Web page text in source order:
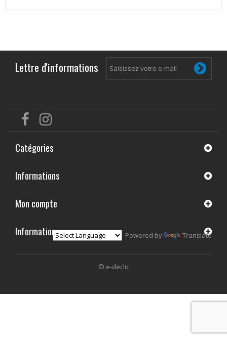
Lettre d'informations
Catégories
Informations
© e-declic
Mon compte
Informations Powered by Translate